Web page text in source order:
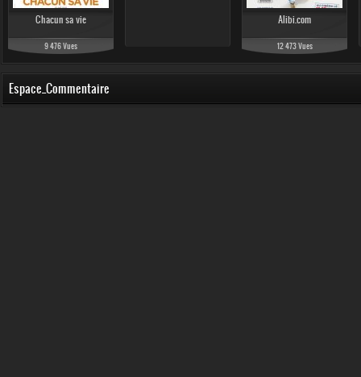
Chacun sa vie
9 476 Vues
Alibi.com
12 473 Vues
Espace_Commentaire